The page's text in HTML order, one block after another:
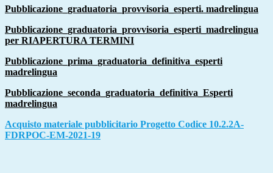
Pubblicazione_graduatoria_provvisoria_esperti. madrelingua
Pubblicazione_graduatoria_provvisoria_esperti_madrelingua
per RIAPERTURA TERMINI
Pubblicazione_prima_graduatoria_definitiva_esperti
madrelingua
Pubblicazione_seconda_graduatoria_definitiva_Esperti
madrelingua
Acquisto materiale pubblicitario Progetto Codice 10.2.2A-
FDRPOC-EM-2021-19